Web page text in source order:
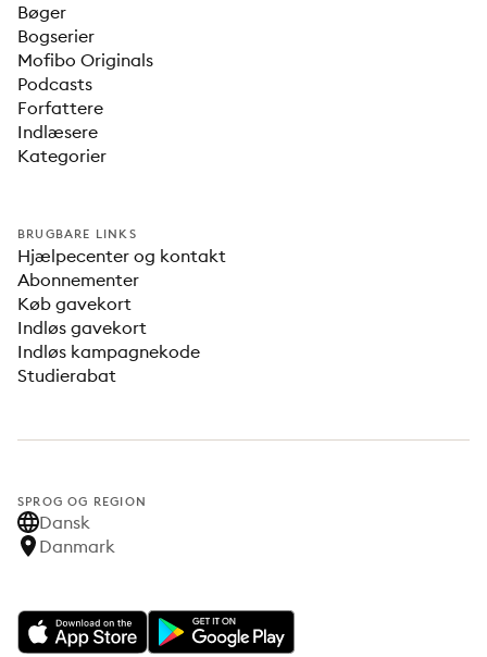
Bøger
Bogserier
Mofibo Originals
Podcasts
Forfattere
Indlæsere
Kategorier
BRUGBARE LINKS
Hjælpecenter og kontakt
Abonnementer
Køb gavekort
Indløs gavekort
Indløs kampagnekode
Studierabat
SPROG OG REGION
Dansk
Danmark